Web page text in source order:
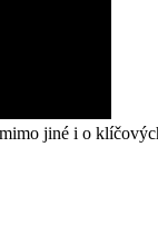
jiné i o